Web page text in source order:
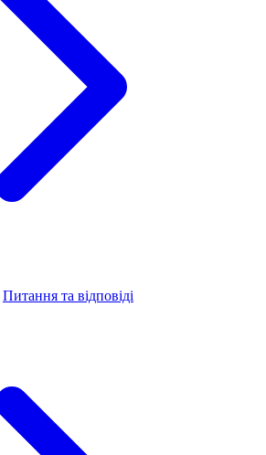
Питання та відповіді